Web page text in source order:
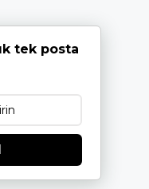
tek posta